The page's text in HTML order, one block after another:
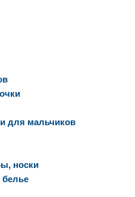
для мальчиков
носки
белье